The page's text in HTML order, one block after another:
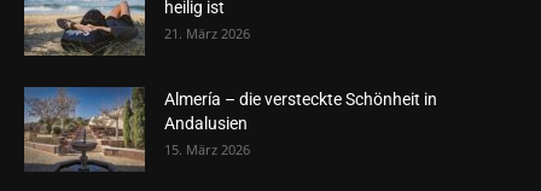
heilig ist
21. März 2026
Almería – die versteckte Schönheit in
Andalusien
15. März 2026